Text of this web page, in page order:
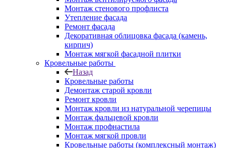
Монтаж стенового профлиста
Утепление фасада
Ремонт фасада
Декоративная облицовка фасада (камень,
кирпич)
Монтаж мягкой фасадной плитки
Кровельные работы
Назад
Кровельные работы
Демонтаж старой кровли
Ремонт кровли
Монтаж кровли из натуральной черепицы
Монтаж фальцевой кровли
Монтаж профнастила
Монтаж мягкой провли
Кровельные работы (комплексный монтаж)